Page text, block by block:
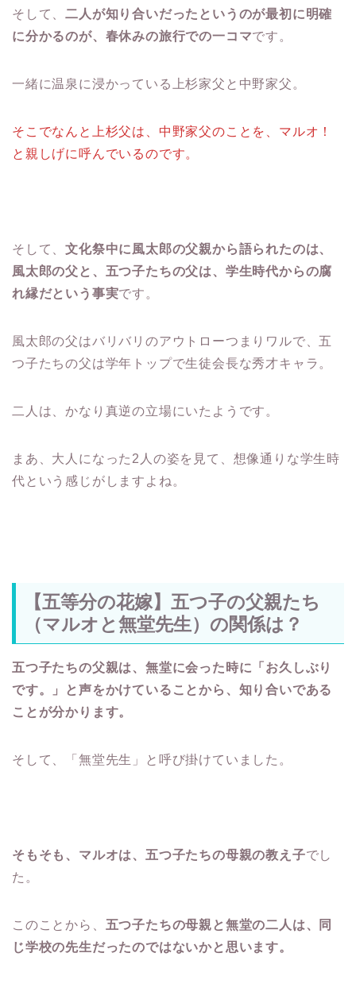
そして、二人が知り合いだったというのが最初に明確
に分かるのが、春休みの旅行での一コマです。
一緒に温泉に浸かっている上杉家父と中野家父。
そこでなんと上杉父は、中野家父のことを、マルオ！
と親しげに呼んでいるのです。
そして、文化祭中に風太郎の父親から語られたのは、
風太郎の父と、五つ子たちの父は、学生時代からの腐
れ縁だという事実です。
風太郎の父はバリバリのアウトローつまりワルで、五
つ子たちの父は学年トップで生徒会長な秀才キャラ。
二人は、かなり真逆の立場にいたようです。
まあ、大人になった2人の姿を見て、想像通りな学生時
代という感じがしますよね。
【五等分の花嫁】五つ子の父親たち
（マルオと無堂先生）の関係は？
五つ子たちの父親は、無堂に会った時に「お久しぶり
です。」と声をかけていることから、知り合いである
ことが分かります。
そして、「無堂先生」と呼び掛けていました。
そもそも、マルオは、五つ子たちの母親の教え子でし
た。
このことから、 五つ子たちの母親と無堂の二人は、同
じ学校の先生だったのではないかと思います。